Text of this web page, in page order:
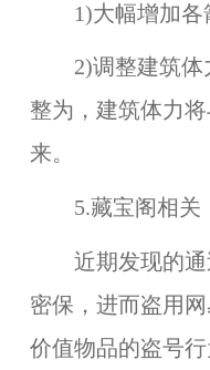
1)大幅增加各箭
2)调整建筑体
整为，建筑体力
来。
5.藏宝阁相关
近期发现的通
密保，进而盗用
价值物品的盗号